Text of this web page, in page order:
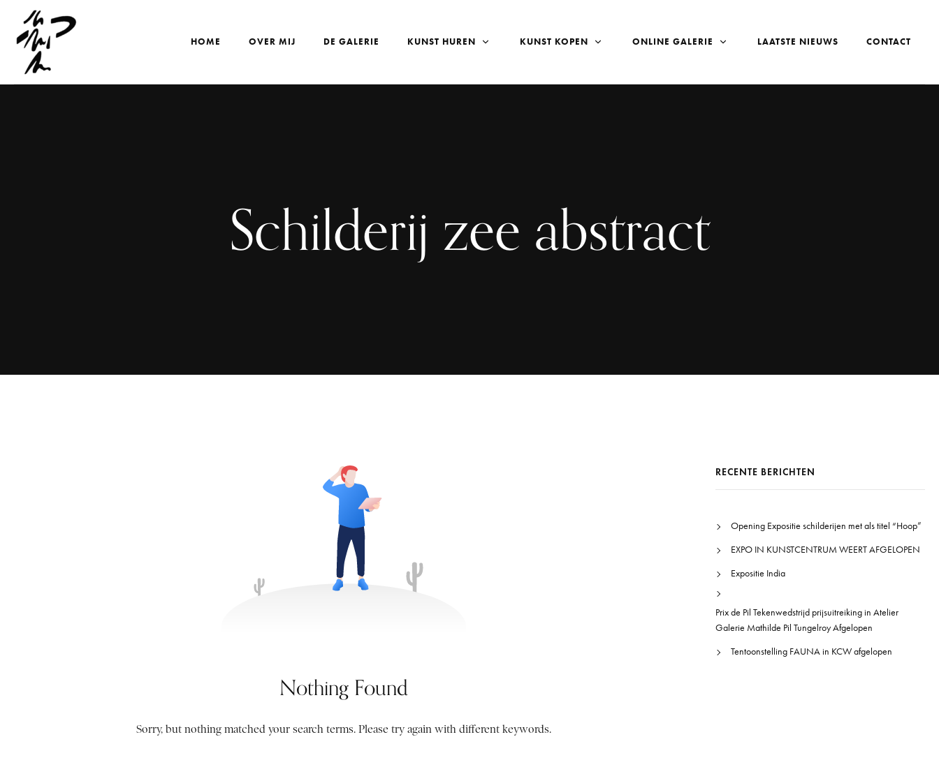
HOME OVER MIJ DE GALERIE KUNST HUREN KUNST KOPEN ONLINE GALERIE LAATSTE NIEUWS CONTACT
Schilderij zee abstract
Nothing Found
Sorry, but nothing matched your search terms. Please try again with different keywords.
RECENTE BERICHTEN
Opening Expositie schilderijen met als titel “Hoop”
EXPO IN KUNSTCENTRUM WEERT AFGELOPEN
Expositie India
Prix de Pil Tekenwedstrijd prijsuitreiking in Atelier
Galerie Mathilde Pil Tungelroy Afgelopen
Tentoonstelling FAUNA in KCW afgelopen